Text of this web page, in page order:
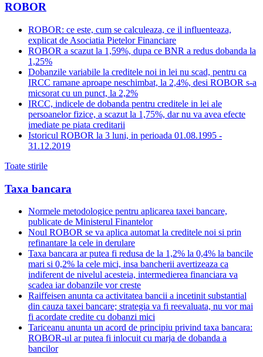
ROBOR
ROBOR: ce este, cum se calculeaza, ce il influenteaza,
explicat de Asociatia Pietelor Financiare
ROBOR a scazut la 1,59%, dupa ce BNR a redus dobanda la
1,25%
Dobanzile variabile la creditele noi in lei nu scad, pentru ca
IRCC ramane aproape neschimbat, la 2,4%, desi ROBOR s-a
micsorat cu un punct, la 2,2%
IRCC, indicele de dobanda pentru creditele in lei ale
persoanelor fizice, a scazut la 1,75%, dar nu va avea efecte
imediate pe piata creditarii
Istoricul ROBOR la 3 luni, in perioada 01.08.1995 -
31.12.2019
Toate stirile
Taxa bancara
Normele metodologice pentru aplicarea taxei bancare,
publicate de Ministerul Finantelor
Noul ROBOR se va aplica automat la creditele noi si prin
refinantare la cele in derulare
Taxa bancara ar putea fi redusa de la 1,2% la 0,4% la bancile
mari si 0,2% la cele mici, insa bancherii avertizeaza ca
indiferent de nivelul acesteia, intermedierea financiara va
scadea iar dobanzile vor creste
Raiffeisen anunta ca activitatea bancii a incetinit substantial
din cauza taxei bancare; strategia va fi reevaluata, nu vor mai
fi acordate credite cu dobanzi mici
Tariceanu anunta un acord de principiu privind taxa bancara:
ROBOR-ul ar putea fi inlocuit cu marja de dobanda a
bancilor